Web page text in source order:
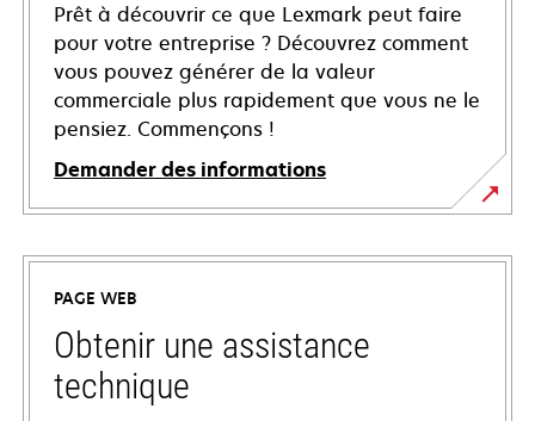
Prêt à découvrir ce que Lexmark peut faire
pour votre entreprise ? Découvrez comment
vous pouvez générer de la valeur
commerciale plus rapidement que vous ne le
pensiez. Commençons !
Demander des informations
PAGE WEB
Obtenir une assistance
technique